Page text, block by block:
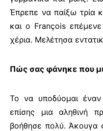
Έπρεπε να παίξω τρία
και ο François
χέρια. Μελέτησα
Πώς σας φάνηκε που
Το να υποδύομαι
επίσης μια αληθινή
βοήθησε πολύ. Άκουγα